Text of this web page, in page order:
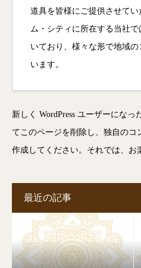
道具を皆様にご提供させて
ム・シティに所在する当社
いており、様々な形で地域
います。
新しく WordPress ユーザーになっ
てこのページを削除し、独自のコ
作成してください。それでは、お
最近の記事